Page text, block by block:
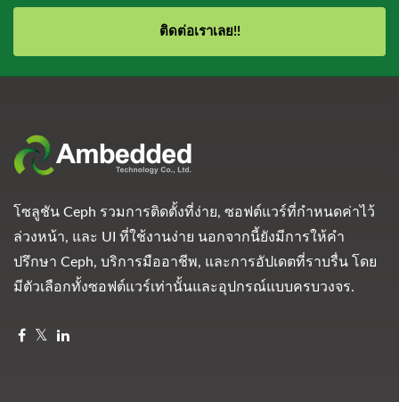
ติดต่อเราเลย!!
โซลูชัน Ceph รวมการติดตั้งที่ง่าย, ซอฟต์แวร์ที่กำหนดค่าไว้
ล่วงหน้า, และ UI ที่ใช้งานง่าย นอกจากนี้ยังมีการให้คำ
ปรึกษา Ceph, บริการมืออาชีพ, และการอัปเดตที่ราบรื่น โดย
มีตัวเลือกทั้งซอฟต์แวร์เท่านั้นและอุปกรณ์แบบครบวงจร.